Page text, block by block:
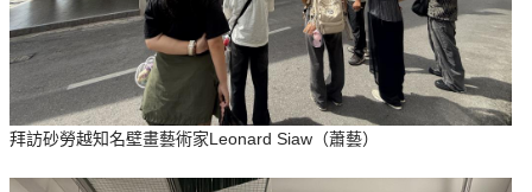
拜訪砂勞越知名壁畫藝術家Leonard Siaw（蕭藝）